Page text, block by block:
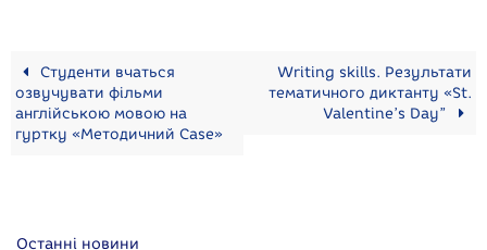
Студенти вчаться
озвучувати фільми
англійською мовою на
гуртку «Методичний Case»
Writing skills. Результати
тематичного диктанту «St.
Valentine’s Day”
Останні новини